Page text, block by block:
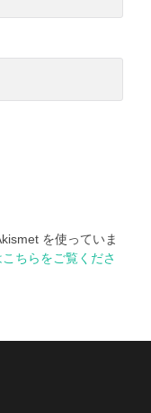
を使っていま
ちらをご覧くださ